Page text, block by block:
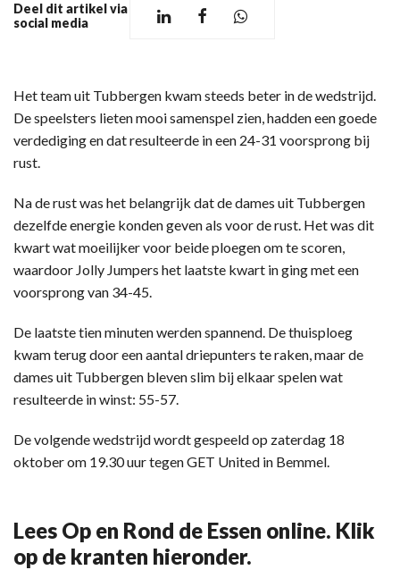
Deel dit artikel via
social media
Het team uit Tubbergen kwam steeds beter in de wedstrijd.
De speelsters lieten mooi samenspel zien, hadden een goede
verdediging en dat resulteerde in een 24-31 voorsprong bij
rust.
Na de rust was het belangrijk dat de dames uit Tubbergen
dezelfde energie konden geven als voor de rust. Het was dit
kwart wat moeilijker voor beide ploegen om te scoren,
waardoor Jolly Jumpers het laatste kwart in ging met een
voorsprong van 34-45.
De laatste tien minuten werden spannend. De thuisploeg
kwam terug door een aantal driepunters te raken, maar de
dames uit Tubbergen bleven slim bij elkaar spelen wat
resulteerde in winst: 55-57.
De volgende wedstrijd wordt gespeeld op zaterdag 18
oktober om 19.30 uur tegen GET United in Bemmel.
Lees Op en Rond de Essen online. Klik
op de kranten hieronder.